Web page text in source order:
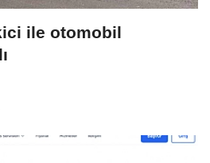
ile otomobil